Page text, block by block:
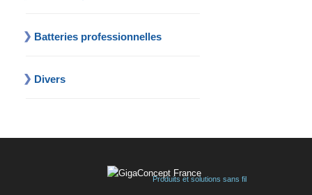
Batteries professionnelles
Divers
Produits et solutions sans fil